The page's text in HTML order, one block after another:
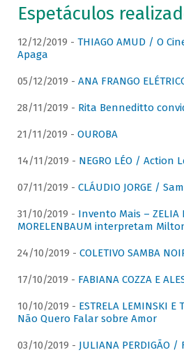
Espetáculos
12/12/2019 - THIAGO AMUD / O
Apaga
05/12/2019 - ANA FRANGO
28/11/2019 - Rita Benneditto
21/11/2019 - OUROBA
14/11/2019 - NEGRO LÉO / Action
07/11/2019 - CLÁUDIO JORGE /
31/10/2019 - Invento Mais – ZELIA
MORELENBAUM interpretam
24/10/2019 - COLETIVO SAMBA
17/10/2019 - FABIANA COZZA E
10/10/2019 - ESTRELA LEMINSKI
Não Quero Falar sobre Amor
03/10/2019 - JULIANA PERDIGÃO